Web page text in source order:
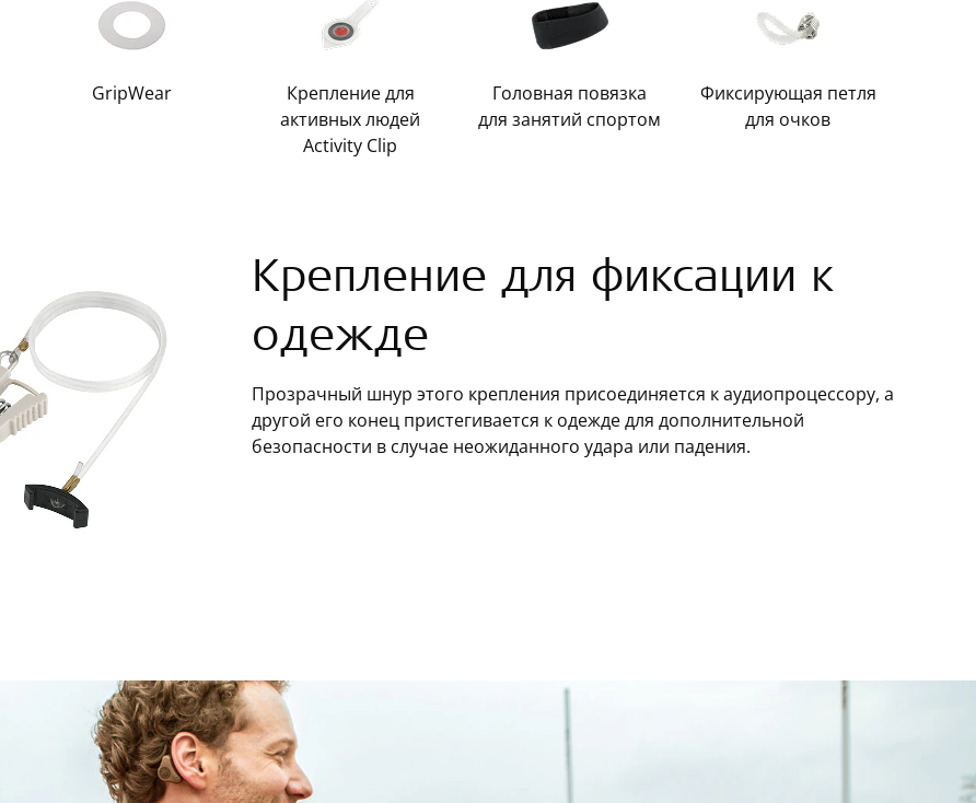
GripWear
Крепление для
активных людей
Activity Clip
Головная повязка
для занятий спортом
Фиксирующая петля
для очков
Крепление для фиксации к
одежде
Прозрачный шнур этого крепления присоединяется к аудиопроцессору, а
другой его конец пристегивается к одежде для дополнительной
безопасности в случае неожиданного удара или падения.